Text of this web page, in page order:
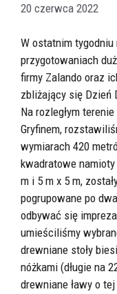
20 czerwca 2022
W ostatnim
przygotowaniach
firmy Zalando oraz
zbliżający się Dzień
Na rozległym
Gryfinem,
wymiarach 420
kwadratowe namioty
m i 5 m x 5 m,
pogrupowane po
odbywać się
umieściliśmy
drewniane stoły
nóżkami (długie na
drewniane ławy o